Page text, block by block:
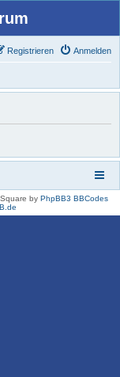
Anmelden
Registrieren
by PhpBB3 BBCodes